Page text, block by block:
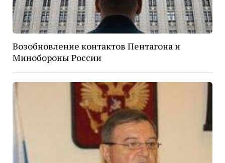
Возобновление контактов Пентагона и
Минобороны России